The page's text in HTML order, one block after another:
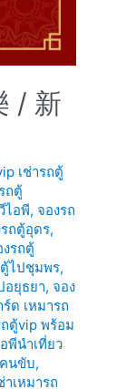
/ 新
เช่ารถตู้
ถตู้
ไอพี, จองรถ
ถตู้อุดร,
งรถตู้
ไปชุมพร,
อยุธยา, จอง
ด เหมารถ
ถตู้vip พร้อม
พีนำเที่ยว
นขับ,
าเหมารถ